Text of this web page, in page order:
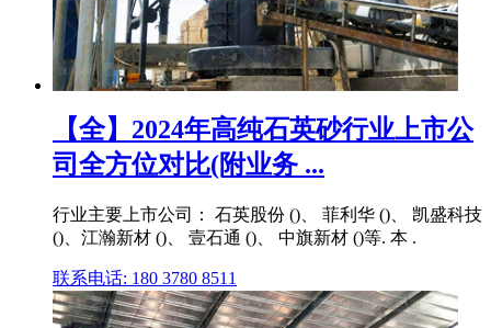
【全】2024年高纯石英砂行业上市公
司全方位对比(附业务 ...
行业主要上市公司： 石英股份 ()、 菲利华 ()、 凯盛科技
()、江瀚新材 ()、 壹石通 ()、 中旗新材 ()等. 本 .
联系电话: 180 3780 8511